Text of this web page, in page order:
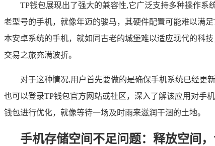
TP钱包展现出了强大的兼容性,它广泛支持多种操作
老型号的手机，就像年迈的骏马，其硬件配置可能难以满
本安卓系统的手机，就如同古老的城堡难以适应现代的科
交易之旅充满波折。
对于这种情况,用户首先要做的是确保手机系统已经更
也可以登录TP钱包官方网站或社区，深入了解该应用对手
钱包进行优化，就像等待一场及时雨来滋润干涸的土地。
手机存储空间不足问题：释放空间